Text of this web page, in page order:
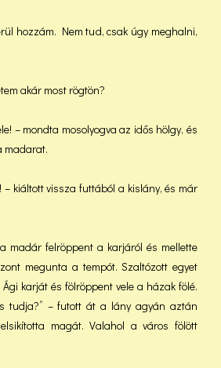
Nem tud, csak úgy meghalni,
akár most rögtön?
mondta mosolyogva az idős hölgy, és
madarat.
vissza futtából a kislány, és már
madár felröppent a karjáról és mellette
megunta a tempót. Szaltózott egyet
karját és fölröppent vele a házak fölé.
tudja?” – futott át a lány agyán aztán
magát. Valahol a város fölött